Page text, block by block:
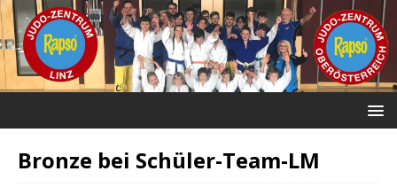
Bronze bei Schüler-Team-LM